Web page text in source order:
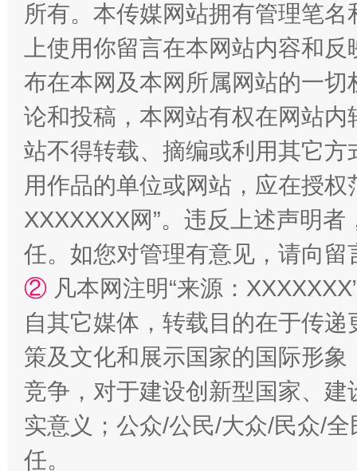
国家大学科技园优化重塑工作
扯下公款旅游的“隐身衣” 如何以
所有。本传媒网站拥有管理笔
上使用你留言在本网站内容和
布在本网及本网所属网站的一
论和投稿，本网站有权在网站
站不得转载、摘编或利用其它
用作品的单位或网站，应在授
XXXXXXX网”。违反上述声明
任。如您对管理有意见，请向
② 凡本网注明“来源：
自其它媒体，转载目的在于传
策及文化和展示国家的国际形
竞争，对于建设创新型国家、
实意义；公众/公民/大众/民众/
任。